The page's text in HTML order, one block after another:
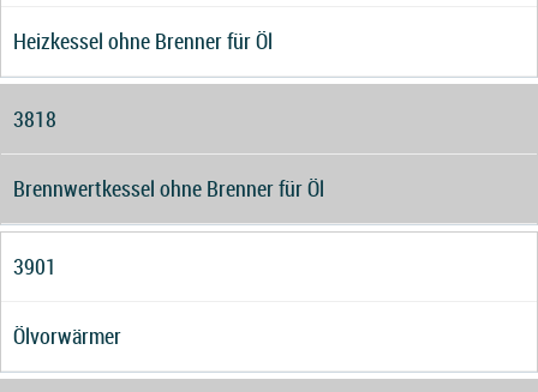
Heizkessel ohne Brenner für Öl
3818
Brennwertkessel ohne Brenner für Öl
3901
Ölvorwärmer